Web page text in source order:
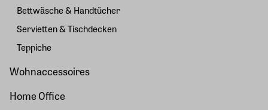
Bettwäsche & Handtücher
Servietten & Tischdecken
Teppiche
Wohnaccessoires
Home Office